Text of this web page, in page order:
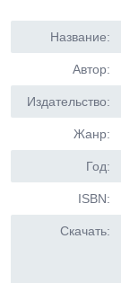
Название:
Автор:
Издательство:
Жанр:
Год:
ISBN:
Скачать: